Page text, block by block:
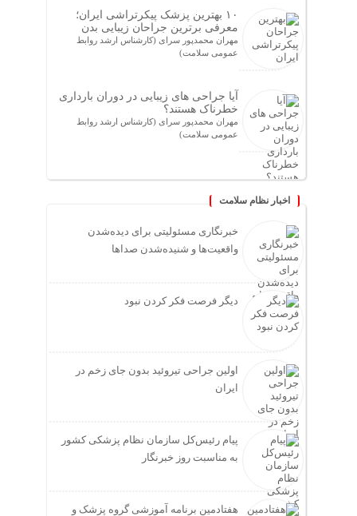
۱۰ بهترین پزشک پیکرتراشی ایران؛
معرفی برترین جراحان زیبایی بدن
مهران محمدپور سرای (کارشناس ارشد روابط
عمومی سلامت)
آیا جراحی های زیبایی در دوران بارداری
خطرناک هستند؟
مهران محمدپور سرای (کارشناس ارشد روابط
عمومی سلامت)
اخبار نظام سلامت
خبرنگاری مسئولیتی برای دیده‌شدن
واقعیت‌ها و شنیده‌شدن صداها
دیگر فرصت فکر کردن نبود
اولین جراحی تیروئید بدون جای زخم در
ایران
پیام رئیس‌کل سازمان نظام پزشکی کشور
به مناسبت روز خبرنگار
هفتادمین برنامه آموزشی گروه پزشک و